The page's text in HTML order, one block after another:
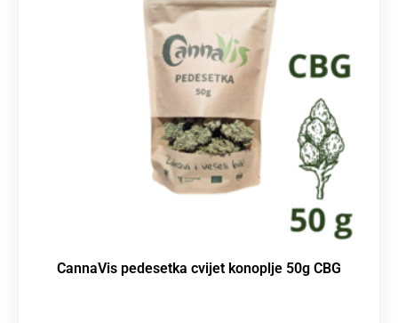
CannaVis pedesetka cvijet konoplje 50g CBG